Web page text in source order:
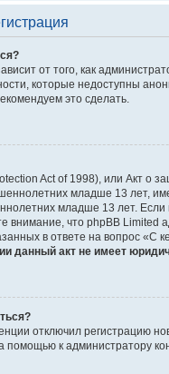
от того, как
которые недоступны
это сделать.
Act of 1998), или Акт о
младше 13 лет,
младше 13 лет. Если
внимание, что phpBB
в ответе на вопрос «С
данный акт не имеет
отключил регистрацию
помощью к администратору